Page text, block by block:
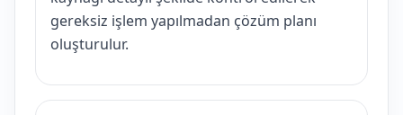
gereksiz işlem yapılmadan çözüm planı
oluşturulur.